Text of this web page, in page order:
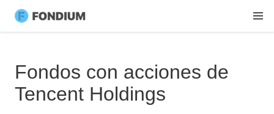
Fondos con acciones de
Tencent Holdings